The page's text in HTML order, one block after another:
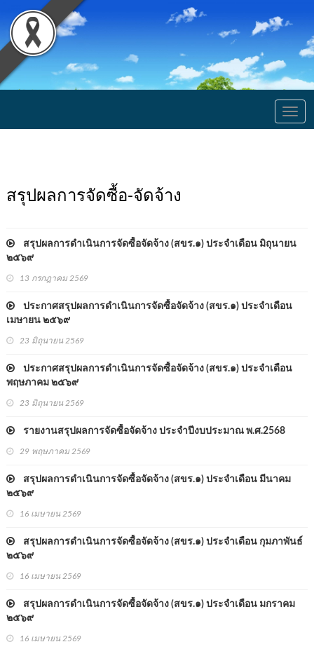
สรุปผลการจัดซื้อ-จัดจ้าง
สรุปผลการดำเนินการจัดซื้อจัดจ้าง (สขร.๑) ประจำเดือน มิถุนายน
๒๕๖๙
13 กรกฎาคม 2569
ประกาศสรุปผลการดำเนินการจัดซื้อจัดจ้าง (สขร.๑) ประจำเดือน
เมษายน ๒๕๖๙
23 มิถุนายน 2569
ประกาศสรุปผลการดำเนินการจัดซื้อจัดจ้าง (สขร.๑) ประจำเดือน
พฤษภาคม ๒๕๖๙
23 มิถุนายน 2569
รายงานสรุปผลการจัดซื้อจัดจ้าง ประจำปีงบประมาณ พ.ศ.2568
29 พฤษภาคม 2569
สรุปผลการดำเนินการจัดซื้อจัดจ้าง (สขร.๑) ประจำเดือน มีนาคม
๒๕๖๙
16 เมษายน 2569
สรุปผลการดำเนินการจัดซื้อจัดจ้าง (สขร.๑) ประจำเดือน กุมภาพันธ์
๒๕๖๙
16 เมษายน 2569
สรุปผลการดำเนินการจัดซื้อจัดจ้าง (สขร.๑) ประจำเดือน มกราคม
๒๕๖๙
16 เมษายน 2569